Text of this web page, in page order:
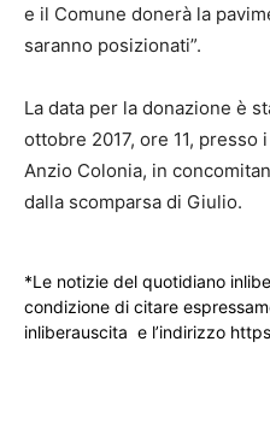
e il Comune donerà la
saranno posizionati”.
La data per la donazione è
ottobre 2017, ore 11, presso
Anzio Colonia, in
dalla scomparsa di Giulio.
*Le notizie del quotidiano
condizione di citare
inliberauscita e l’indirizzo